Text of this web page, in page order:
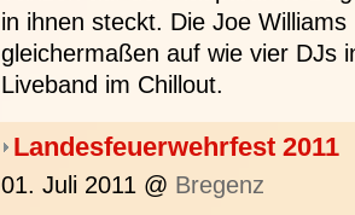
in ihnen steckt. Die Joe Williams
gleichermaßen auf wie vier DJs
Liveband im Chillout.
Landesfeuerwehrfest 2011
01. Juli 2011 @ Bregenz